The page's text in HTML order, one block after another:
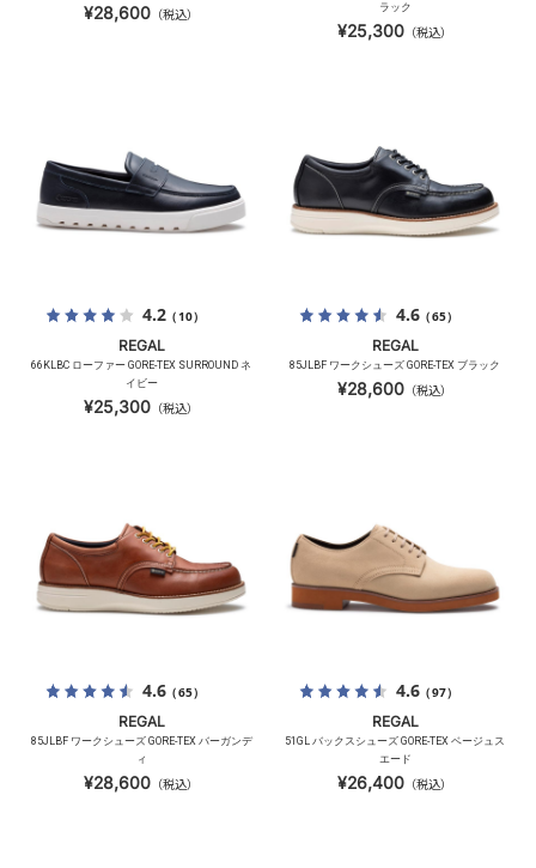
¥28,600 （税込）
ラック
¥25,300 （税込）
4.2（10）
REGAL
66KLBC ローファー GORE-TEX SURROUND ネ
イビー
¥25,300 （税込）
4.6（65）
REGAL
85JLBF ワークシューズ GORE-TEX ブラック
¥28,600 （税込）
4.6（65）
REGAL
85JLBF ワークシューズ GORE-TEX バーガンデ
ィ
¥28,600 （税込）
4.6（97）
REGAL
51GL バックスシューズ GORE-TEX ベージュス
エード
¥26,400 （税込）